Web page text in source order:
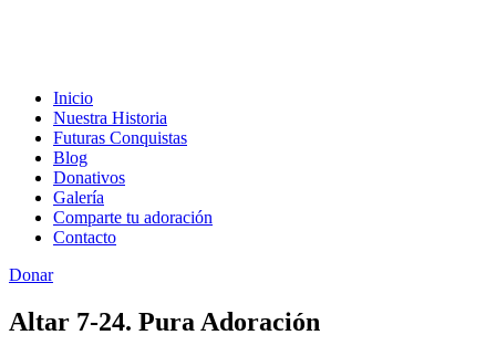
Inicio
Nuestra Historia
Futuras Conquistas
Blog
Donativos
Galería
Comparte tu adoración
Contacto
Donar
Altar 7-24. Pura Adoración